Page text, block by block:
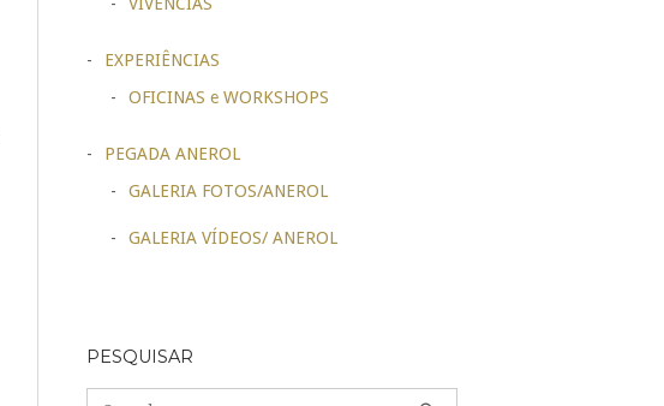
EXPERIÊNCIAS
OFICINAS e WORKSHOPS
PEGADA ANEROL
GALERIA FOTOS/ANEROL
GALERIA VÍDEOS/ ANEROL
PESQUISAR